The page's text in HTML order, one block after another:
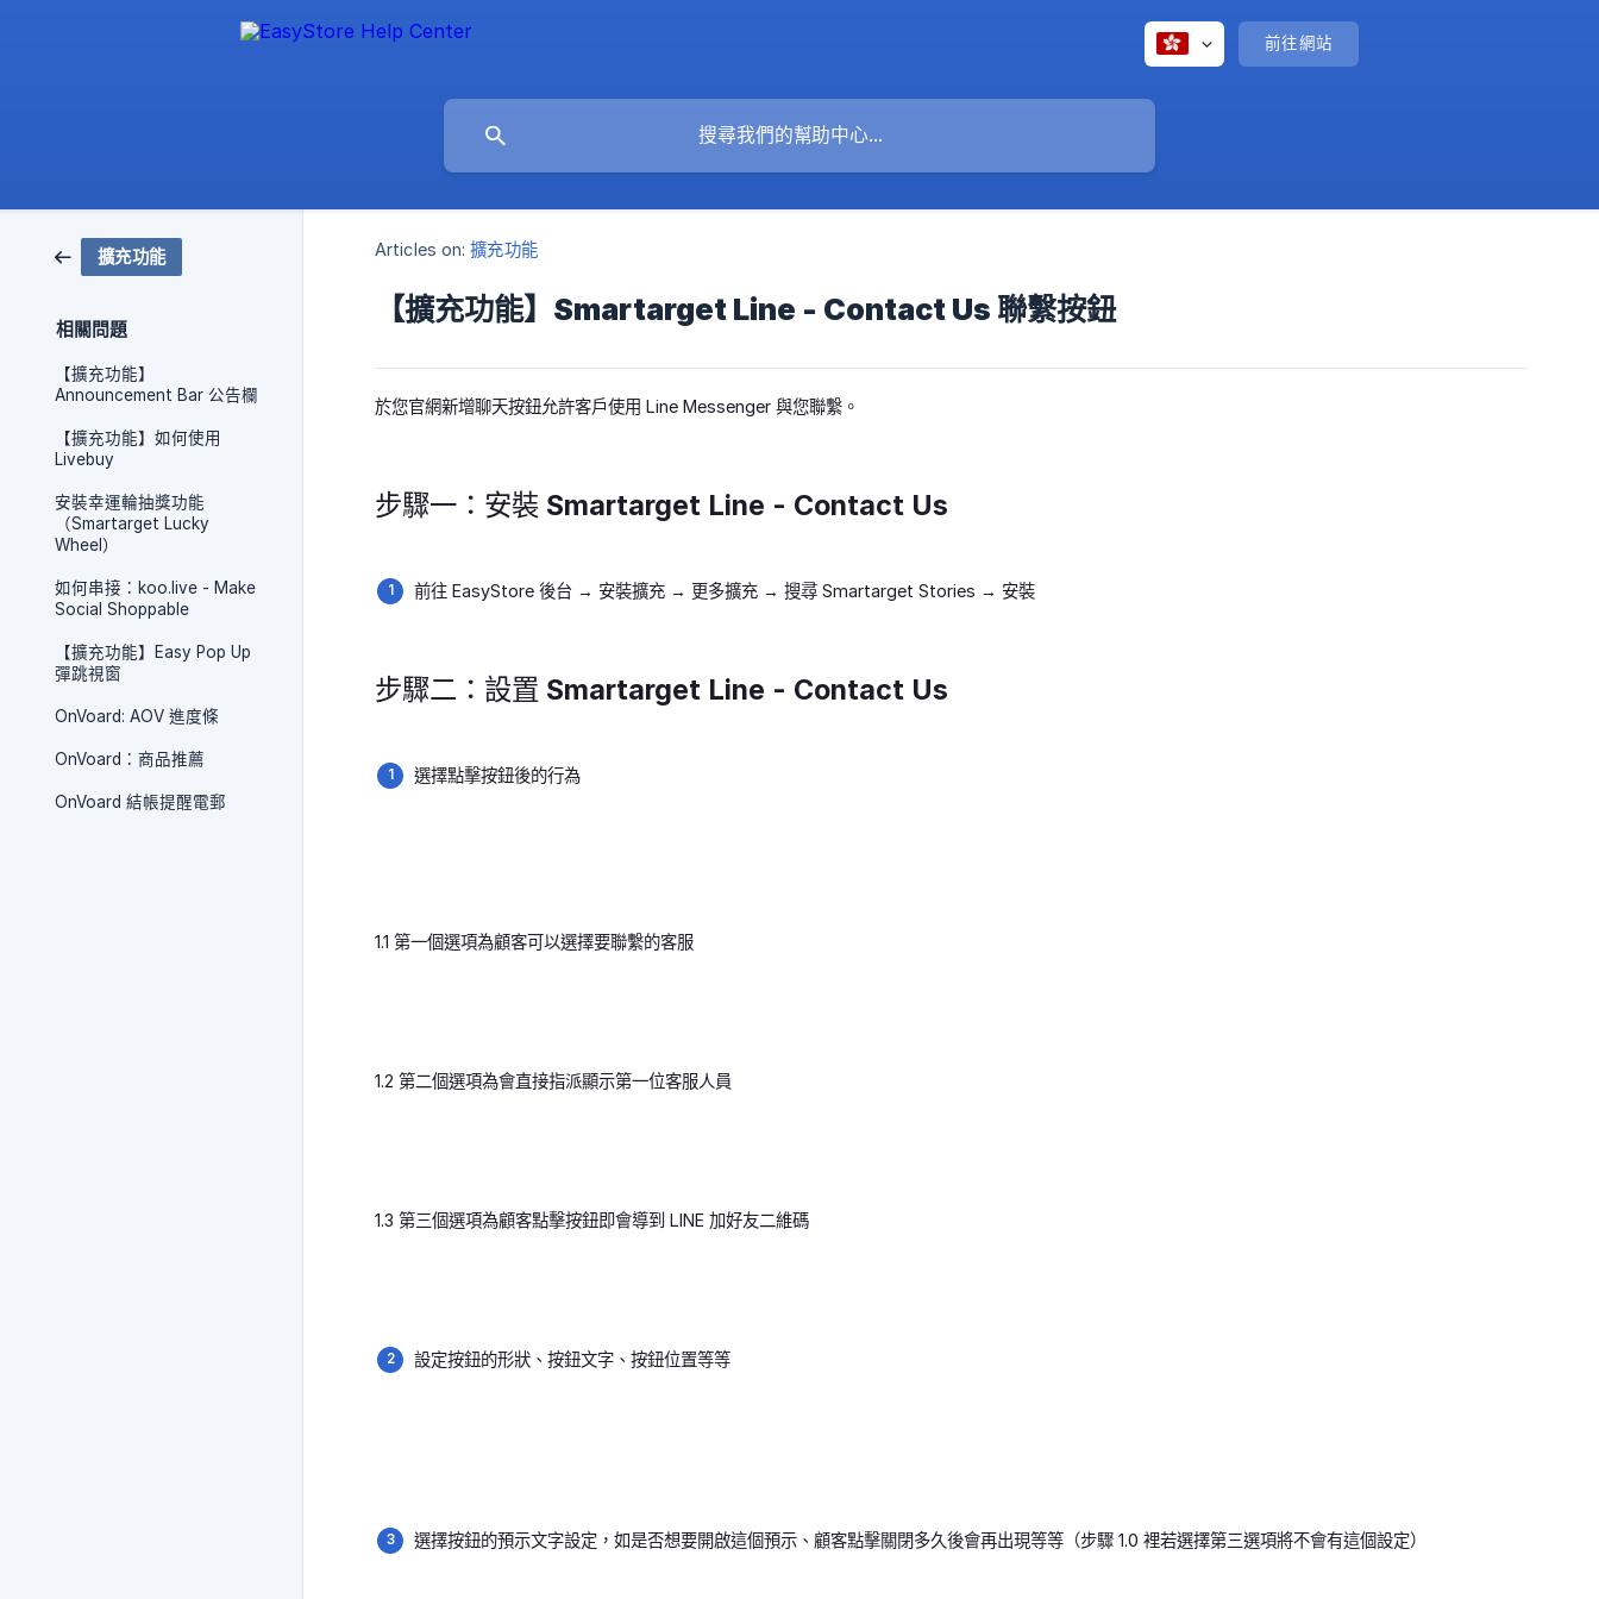
前往網站
擴充功能
相關問題
【擴充功能】
Announcement Bar 公告欄
【擴充功能】如何使用
Livebuy
安裝幸運輪抽獎功能
（Smartarget Lucky
Wheel）
如何串接：koo.live - Make
Social Shoppable
【擴充功能】Easy Pop Up
彈跳視窗
OnVoard: AOV 進度條
OnVoard：商品推薦
OnVoard 結帳提醒電郵
Articles on: 擴充功能
【擴充功能】Smartarget Line - Contact Us 聯繫按鈕
於您官網新增聊天按鈕允許客戶使用 Line Messenger 與您聯繫。
步驟一：安裝 Smartarget Line - Contact Us
前往 EasyStore 後台 → 安裝擴充 → 更多擴充 → 搜尋 Smartarget Stories → 安裝
步驟二：設置 Smartarget Line - Contact Us
選擇點擊按鈕後的行為
1.1 第一個選項為顧客可以選擇要聯繫的客服
1.2 第二個選項為會直接指派顯示第一位客服人員
1.3 第三個選項為顧客點擊按鈕即會導到 LINE 加好友二維碼
設定按鈕的形狀、按鈕文字、按鈕位置等等
選擇按鈕的預示文字設定，如是否想要開啟這個預示、顧客點擊關閉多久後會再出現等等（步驟 1.0 裡若選擇第三選項將不會有這個設定）